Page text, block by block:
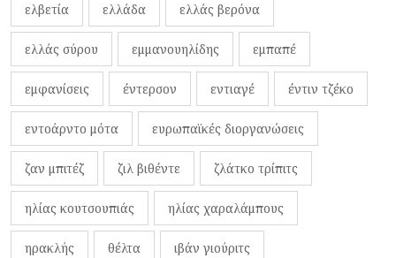
ελβετία ελλάδα ελλάς βερόνα
ελλάς σύρου εμμανουηλίδης εμπαπέ
εμφανίσεις έντερσον εντιαγέ έντιν τζέκο
εντοάρντο μότα ευρωπαϊκές διοργανώσεις
ζαν μπιτέζ ζιλ βιθέντε ζλάτκο τρίπιτς
ηλίας κουτσουπιάς ηλίας χαραλάμπους
ηρακλής θέλτα ιβάν γιούριτς